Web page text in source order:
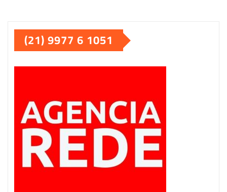
(21) 9977 6 1051